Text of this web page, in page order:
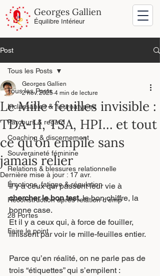
Georges Gallien
Équilibre Intérieur
Post
Tous les Posts
Inclassables & neuroatypies
Parcours & regard
Coaching & discernement
Souveraineté féminine
Relations & blessures relationnelle
Émotions, fatigue & régulation
Reconstruction après relation d’emp
28 Portes
Faire le point
Tous les Posts
Le Mille-feuilles invisible :
TDA-H, TSA, HPI… et tout
ce qu’on empile sans
jamais relier
Georges Gallien
2 nov. 2025 4 min de lecture
Dernière mise à jour : 17 avr.
Il y a ceux qui passent leur vie à
chercher le bon test, le bon chiffre, la
bonne case.
Et il y a ceux qui, à force de fouiller,
finissent par voir le mille-feuilles entier.
Parce qu’en réalité, on ne parle pas de
trois “étiquettes” qui s’empilent :